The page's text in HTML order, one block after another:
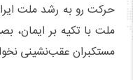
حرکت رو به رشد ملت
ملت با تکیه بر ایمان،
مستکبران عقب‌نشینی